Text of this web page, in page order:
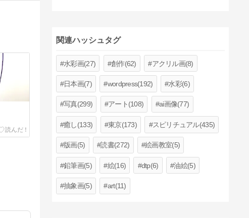
関連ハッシュタグ
水彩画(27) 創作(62) アクリル画(8)
日本画(7) wordpress(192) 水彩(6)
写真(299) アート(108) ai画像(77)
癒し(133) 東京(173) スピリチュアル(435)
版画(5) 読書(272) 絵画教室(5)
鉛筆画(5) 絵(16) dtp(6) 油絵(5)
抽象画(5) art(11)